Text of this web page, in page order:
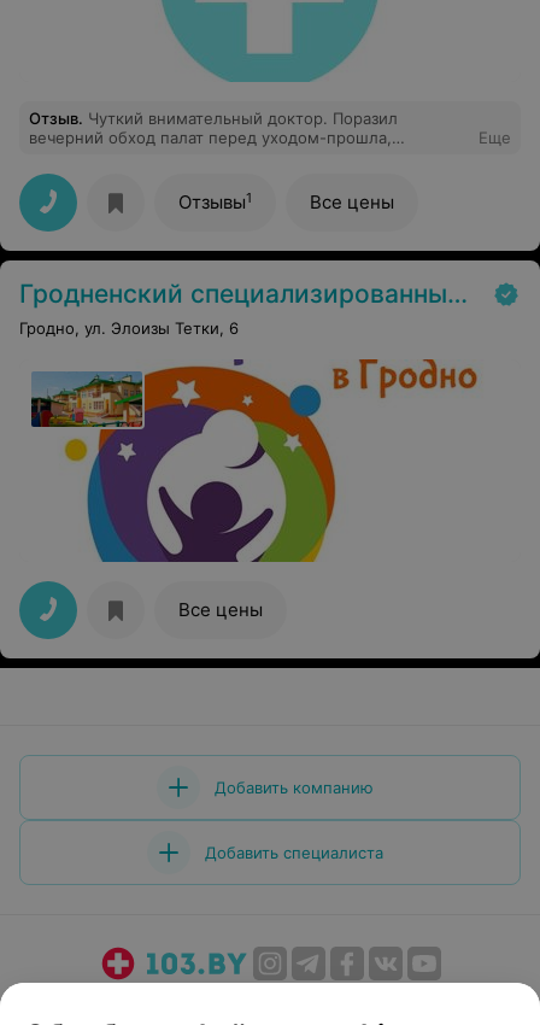
Отзыв. Чуткий внимательный доктор. Поразил
вечерний обход палат перед уходом-прошла,
кому хуже. В обследовании внимательная, тщательный
подход, доброжелательная к маленьким пациентам.
Врач на своем месте. Желаю побольше лёгких (а не
сложных) случаев, благодарных пациентов,
адекватных родителей, сил и здоровья не выгореть на
Еще
Отзывы1 Все цены
Гродненский специализированный дом ребенка для детей с поражением ЦНС и нарушением психики
Гродно, ул. Элоизы Тетки, 6
Все цены
Добавить компанию
Добавить специалиста